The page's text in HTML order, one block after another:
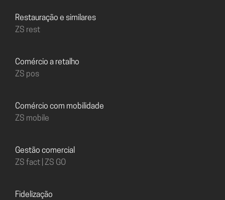
Restauração e similares
ZS rest
Comércio a retalho
ZS pos
Comércio com mobilidade
ZS mobile
Gestão comercial
ZS fact | ZS GO
Fidelização